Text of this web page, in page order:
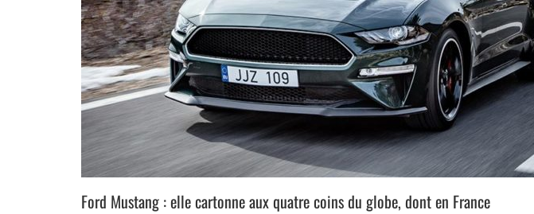
Ford Mustang : elle cartonne aux quatre coins du globe, dont en France